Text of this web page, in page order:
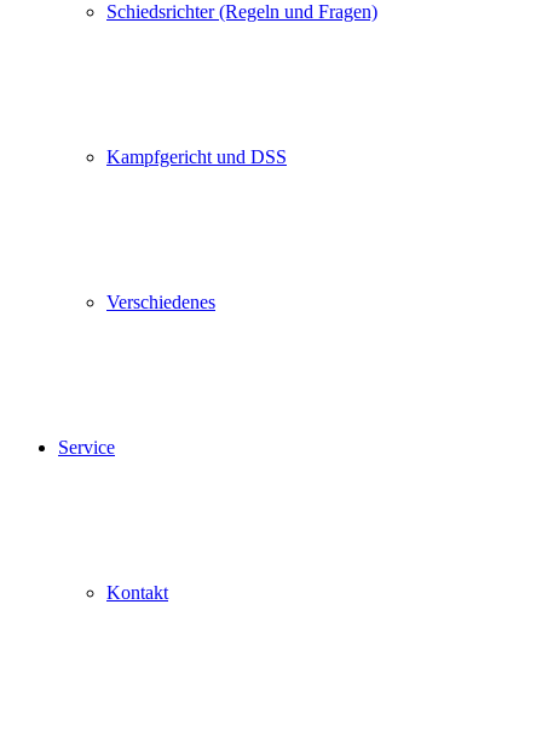
Schiedsrichter (Regeln und Fragen)
Kampfgericht und DSS
Verschiedenes
Service
Kontakt